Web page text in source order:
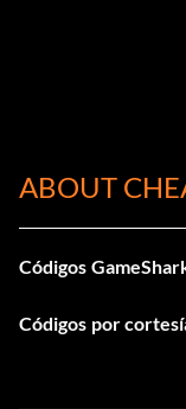
ABOUT
Códigos
Códigos por